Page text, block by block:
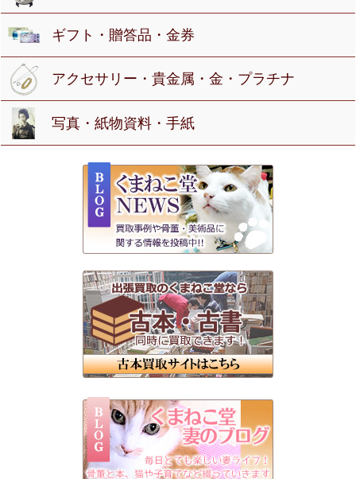
ギフト・贈答品・金券
アクセサリー・貴金属・金・プラチナ
写真・紙物資料・手紙